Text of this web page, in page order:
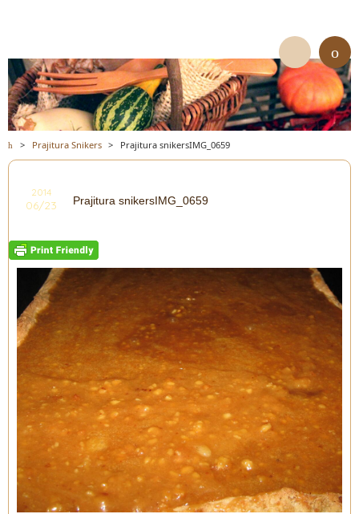
> Prajitura Snikers > Prajitura snikersIMG_0659
2014
06/23 Prajitura snikersIMG_0659